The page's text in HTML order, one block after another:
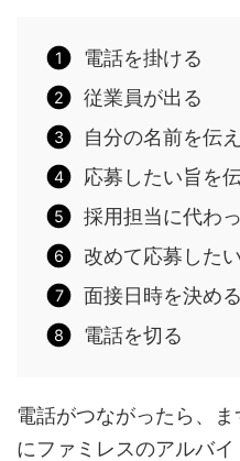
電話を掛ける
従業員が出る
自分の名前を伝
応募したい旨を
採用担当に代わ
改めて応募した
面接日時を決める
電話を切る
電話がつながったら、
にファミレスのアルバ